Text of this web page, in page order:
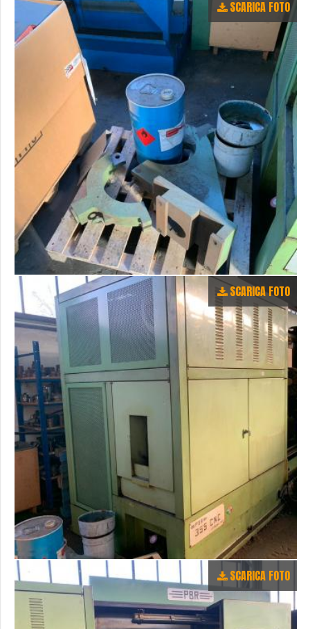
SCARICA FOTO
SCARICA FOTO
SCARICA FOTO